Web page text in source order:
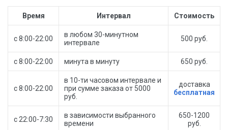
Время Интервал Стоимость
с 8:00-22:00
в любом 30-минутном
интервале
500 руб.
с 8:00-22:00 минута в минуту 650 руб.
с 8:00-22:00
в 10-ти часовом интервале и
при сумме заказа от 5000
руб.
доставка
бесплатная
с 22:00-7:30
в зависимости выбранного
времени
650-1200
руб.